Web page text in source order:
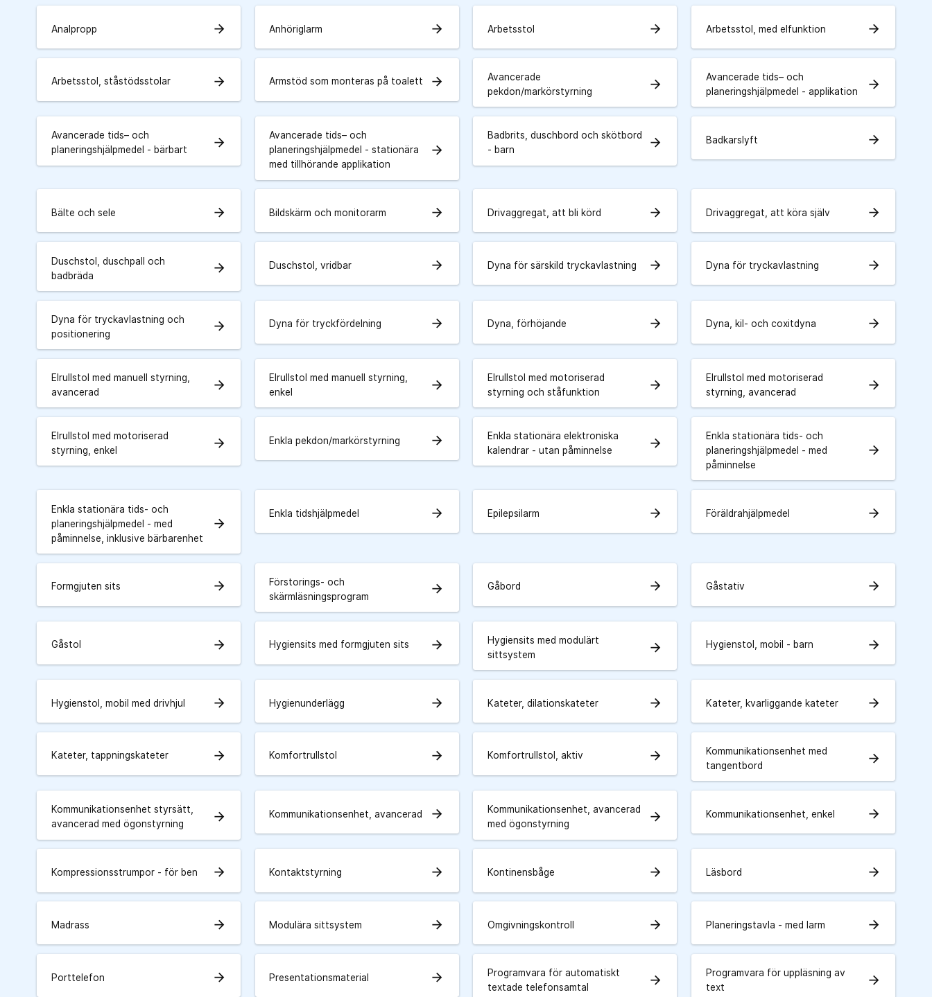
Analpropp arrow_forward Anhöriglarm arrow_forward Arbetsstol arrow_forward Arbetsstol, med elfunktion arrow_forward
Arbetsstol, ståstödsstolar arrow_forward Armstöd som monteras på toalett arrow_forward
Avancerade
pekdon/markörstyrning
arrow_forward
Avancerade tids– och
planeringshjälpmedel - applikation
arrow_forward
Avancerade tids– och
planeringshjälpmedel - bärbart
arrow_forward
Avancerade tids– och
planeringshjälpmedel - stationära
med tillhörande applikation
arrow_forward
Badbrits, duschbord och skötbord
- barn
arrow_forward Badkarslyft arrow_forward
Bälte och sele arrow_forward Bildskärm och monitorarm arrow_forward Drivaggregat, att bli körd arrow_forward Drivaggregat, att köra själv arrow_forward
Duschstol, duschpall och
badbräda
arrow_forward Duschstol, vridbar arrow_forward Dyna för särskild tryckavlastning arrow_forward Dyna för tryckavlastning arrow_forward
Dyna för tryckavlastning och
positionering
arrow_forward Dyna för tryckfördelning arrow_forward Dyna, förhöjande arrow_forward Dyna, kil- och coxitdyna arrow_forward
Elrullstol med manuell styrning,
avancerad
arrow_forward
Elrullstol med manuell styrning,
enkel
arrow_forward
Elrullstol med motoriserad
styrning och ståfunktion
arrow_forward
Elrullstol med motoriserad
styrning, avancerad
arrow_forward
Elrullstol med motoriserad
styrning, enkel
arrow_forward Enkla pekdon/markörstyrning arrow_forward
Enkla stationära elektroniska
kalendrar - utan påminnelse
arrow_forward
Enkla stationära tids- och
planeringshjälpmedel - med
påminnelse
arrow_forward
Enkla stationära tids- och
planeringshjälpmedel - med
påminnelse, inklusive bärbarenhet
arrow_forward
Enkla tidshjälpmedel arrow_forward Epilepsilarm arrow_forward Föräldrahjälpmedel arrow_forward
Formgjuten sits arrow_forward
Förstorings- och
skärmläsningsprogram
arrow_forward Gåbord arrow_forward Gåstativ arrow_forward
Gåstol arrow_forward Hygiensits med formgjuten sits arrow_forward
Hygiensits med modulärt
sittsystem
arrow_forward Hygienstol, mobil - barn arrow_forward
Hygienstol, mobil med drivhjul arrow_forward Hygienunderlägg arrow_forward Kateter, dilationskateter arrow_forward Kateter, kvarliggande kateter arrow_forward
Kateter, tappningskateter arrow_forward Komfortrullstol arrow_forward Komfortrullstol, aktiv arrow_forward
Kommunikationsenhet med
tangentbord
arrow_forward
Kommunikationsenhet styrsätt,
avancerad med ögonstyrning
arrow_forward Kommunikationsenhet, avancerad arrow_forward
Kommunikationsenhet, avancerad
med ögonstyrning
arrow_forward Kommunikationsenhet, enkel arrow_forward
Kompressionsstrumpor - för ben arrow_forward Kontaktstyrning arrow_forward Kontinensbåge arrow_forward Läsbord arrow_forward
Madrass arrow_forward Modulära sittsystem arrow_forward Omgivningskontroll arrow_forward Planeringstavla - med larm arrow_forward
Porttelefon arrow_forward Presentationsmaterial arrow_forward
Programvara för automatiskt
textade telefonsamtal
arrow_forward
Programvara för uppläsning av
text
arrow_forward